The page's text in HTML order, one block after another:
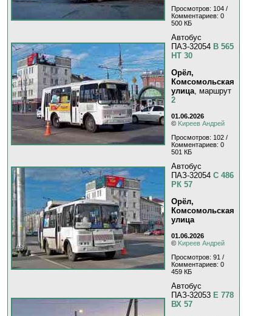
Просмотров: 104 /
Комментариев: 0
500 КБ
Автобус
ПАЗ-32054 В 565
НТ 30
Орёл,
Комсомольская
улица, маршрут
2
01.06.2026
© Kиpeeв Aндpeй
Просмотров: 102 /
Комментариев: 0
501 КБ
Автобус
ПАЗ-32054 С 486
РК 57
Орёл,
Комсомольская
улица
01.06.2026
© Kиpeeв Aндpeй
Просмотров: 91 /
Комментариев: 0
459 КБ
Автобус
ПАЗ-32053 Е 778
ВХ 57